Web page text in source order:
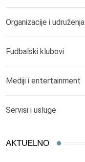
Organizacije i udruženja
Fudbalski klubovi
Mediji i entertainment
Servisi i usluge
AKTUELNO